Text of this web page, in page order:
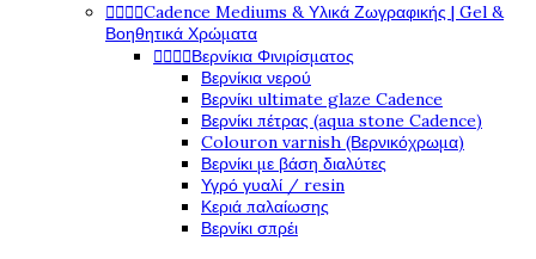
Cadence Mediums & Υλικά Ζωγραφικής | Gel &
Βοηθητικά Χρώματα
Βερνίκια Φινιρίσματος
Βερνίκια νερού
Βερνίκι ultimate glaze Cadence
Βερνίκι πέτρας (aqua stone Cadence)
Colouron varnish (Βερνικόχρωμα)
Βερνίκι με βάση διαλύτες
Υγρό γυαλί / resin
Κεριά παλαίωσης
Βερνίκι σπρέι